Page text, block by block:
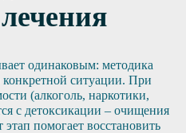
одинаковым: методика
конкретной ситуации. При
(алкоголь, наркотики,
с детоксикации – очищения
помогает восстановить